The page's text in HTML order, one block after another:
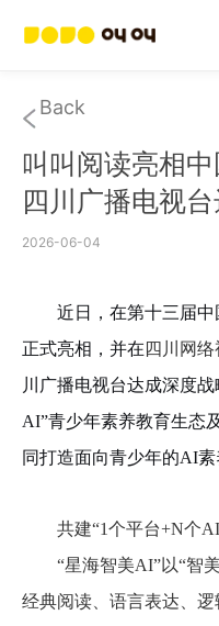
Home
JOJO APP
JOJO IP
About Us
Investor Relations
Back
叫叫阅读亮相
四川广播电视
2026-06-04
近日，在第十三届
正式亮相，并在 四川网
川广播电视台达成深度
AI”青少年素养教育生态
同打造面向青少年的AI素
共建“1个平台+N个
“星海智美AI”以“智
经典阅读、语言表达、